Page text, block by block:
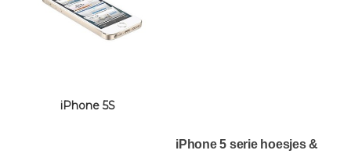
iPhone 5S
iPhone 5 serie hoesjes &